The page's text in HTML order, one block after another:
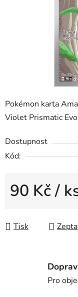
Pokémon karta
Violet Prismatic
Dostupnost
Kód:
90 Kč/
Tisk
Pro